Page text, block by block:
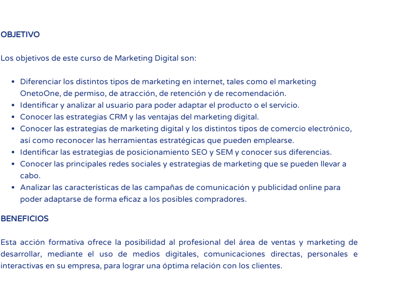
OBJETIVO
Los objetivos de este curso de Marketing Digital son:
Diferenciar los distintos tipos de marketing en internet, tales como el marketing
OnetoOne, de permiso, de atracción, de retención y de recomendación.
Identificar y analizar al usuario para poder adaptar el producto o el servicio.
Conocer las estrategias CRM y las ventajas del marketing digital.
Conocer las estrategias de marketing digital y los distintos tipos de comercio electrónico,
así como reconocer las herramientas estratégicas que pueden emplearse.
Identificar las estrategias de posicionamiento SEO y SEM y conocer sus diferencias.
Conocer las principales redes sociales y estrategias de marketing que se pueden llevar a
cabo.
Analizar las características de las campañas de comunicación y publicidad online para
poder adaptarse de forma eficaz a los posibles compradores.
BENEFICIOS
Esta acción formativa ofrece la posibilidad al profesional del área de ventas y marketing de
desarrollar, mediante el uso de medios digitales, comunicaciones directas, personales e
interactivas en su empresa, para lograr una óptima relación con los clientes.